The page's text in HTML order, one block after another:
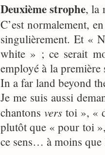
Deuxième strophe, la
C’est normalement,
singulièrement. Et «
white » ; ce serait
employé à la
In a far land beyond
Je me suis aussi
chantons verstoi », «
plutôt que « pour toi
ce sens… à moins que